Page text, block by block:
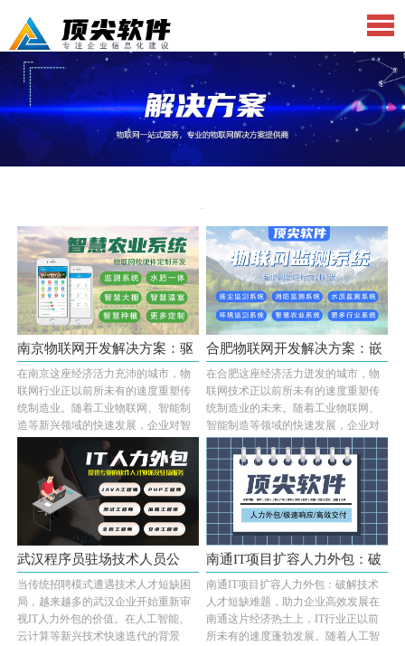
南京物联网开发解决方案：驱
动开发···
在南京这座经济活力充沛的城市，物
联网行业正以前所未有的速度重塑传
统制造业。随着工业物联网、智能制
造等新兴领域的快速发展，企业对智
能硬件开发、···...
合肥物联网开发解决方案：嵌
入式上···
在合肥这座经济活力迸发的城市，物
联网技术正以前所未有的速度重塑传
统制造业的未来。随着工业物联网、
智能制造等领域的快速发展，企业对
武汉程序员驻场技术人员公
司：破解···
当传统招聘模式遭遇技术人才短缺困
局，越来越多的武汉企业开始重新审
视IT人力外包的价值。在人工智能、
云计算等新兴技术快速迭代的背景
南通IT项目扩容人力外包：破
解技术···
南通IT项目扩容人力外包：破解技术
人才短缺难题，助力企业高效发展在
南通这片经济热土上，IT行业正以前
所未有的速度蓬勃发展。随着人工智